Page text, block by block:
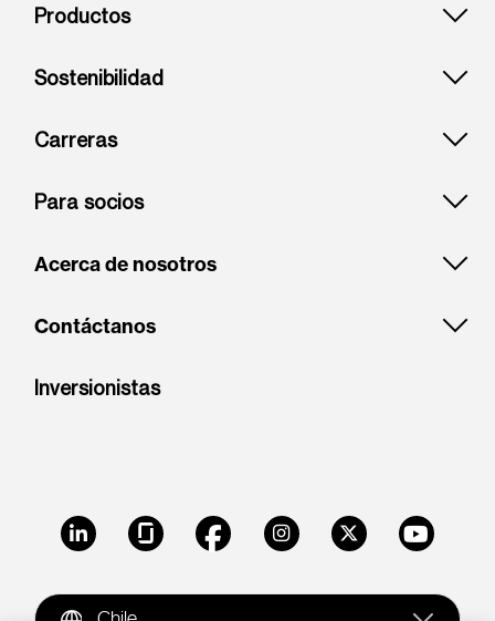
Footer: Chile
Productos
Sostenibilidad
Carreras
Para socios
Acerca de nosotros
Contáctanos
Inversionistas
LinkedIn GlassdoorFacebookInstagramX Youtube